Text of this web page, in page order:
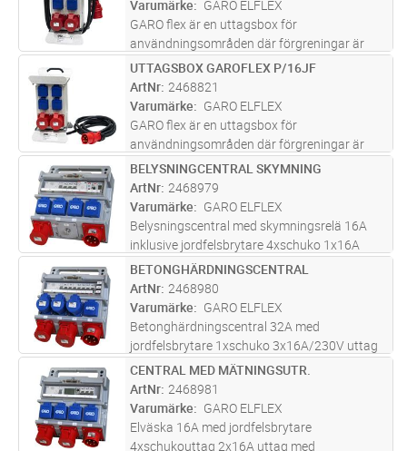
Varumärke
GARO ELFLEX
GARO flex är en uttagsbox för
användningsområden där förgreningar är
nödvändiga exempelvis
byggnadsplatser,industrier,ladugårdar,nöjesfält
eller där man ställer höga krav på flexibilitet
och säkerhet ...läs mer
ST Lägg i kundvagn
UTTAGSBOX GAROFLEX P/16JF
ArtNr 2468821
Varumärke
GARO ELFLEX
GARO flex är en uttagsbox för
användningsområden där förgreningar är
nödvändiga exempelvis
byggnadsplatser,industrier,ladugårdar,nöjesfält
eller där man ställer höga krav på flexibilitet
och säkerhet...läs mer
ST Lägg i kundvagn
BELYSNINGCENTRAL SKYMNING
ArtNr 2468979
Varumärke
GARO ELFLEX
Belysningscentral med skymningsrelä 16A
inklusive jordfelsbrytare 4xschuko 1x16A
uttag. Bärbara elväskor/undercentraler 16A
för olika ändamål, såsom fördelning med olika
antal uttag, med effektmätare
ST Lägg i kundvagn
BETONGHÄRDNINGSCENTRAL
ArtNr 2468980
Varumärke
GARO ELFLEX
Betonghärdningscentral 32A med
jordfelsbrytare 1xschuko 3x16A/230V uttag
1x16A uttag 1x32A uttag. Bärbara
elväskor/undercentraler 32A för olika
ändamål, såsom fördelning med olika antal
uttag, för co ...läs mer
ST Lägg i kundvagn
CENTRAL MED MÄTNINGSUTR.
ArtNr 2468981
Varumärke
GARO ELFLEX
Elväska 16A med jordfelsbrytare
4xschukouttag 2x16A uttag med